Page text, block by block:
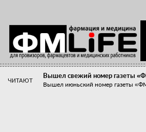
ЧИТАЮТ
Вышел свежий номер газеты
Вышел июньский номер газеты